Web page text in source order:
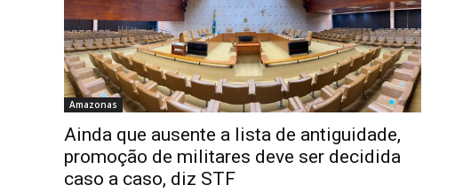
Amazonas
Ainda que ausente a lista de antiguidade,
promoção de militares deve ser decidida
caso a caso, diz STF